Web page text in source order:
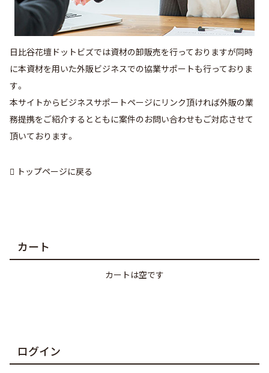
日比谷花壇ドットビズでは資材の卸販売を行っておりますが同時
に本資材を用いた外販ビジネスでの協業サポートも行っておりま
す。
本サイトからビジネスサポートページにリンク頂ければ外販の業
務提携をご紹介するとともに案件のお問い合わせもご対応させて
頂いております。
トップページに戻る
カート
カートは空です
ログイン